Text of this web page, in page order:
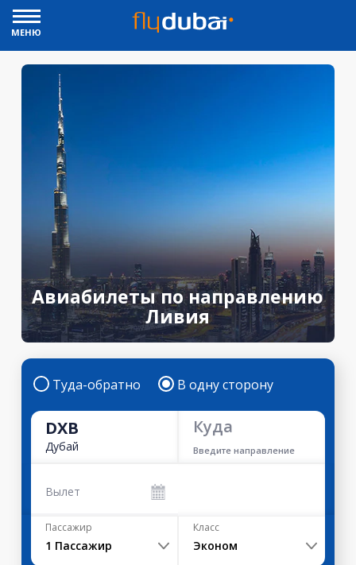
МЕНЮ
Авиабилеты по направлению
Ливия
Туда-обратно В одну сторону
DXB
Дубай
Куда
Введите направление
Вылет
Пассажир
1 Пассажир
Класс
Эконом